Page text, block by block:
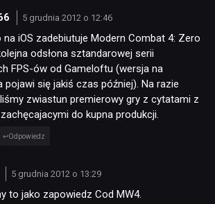
NEWSY
PUBLICYSTYKA
5 grudnia 2012 o 12:46
na iOS zadebiutuje Modern Combat 4: Zero
odsłona sztandarowej serii
FPS-ów od Gameloftu (wersja na
pojawi się jakiś czas później). Na razie
zwiastun premierowy gry z cytatami z
do kupna produkcji.
Odpowiedz
5 grudnia 2012 o 13:29
to jako zapowiedz Cod MW4.